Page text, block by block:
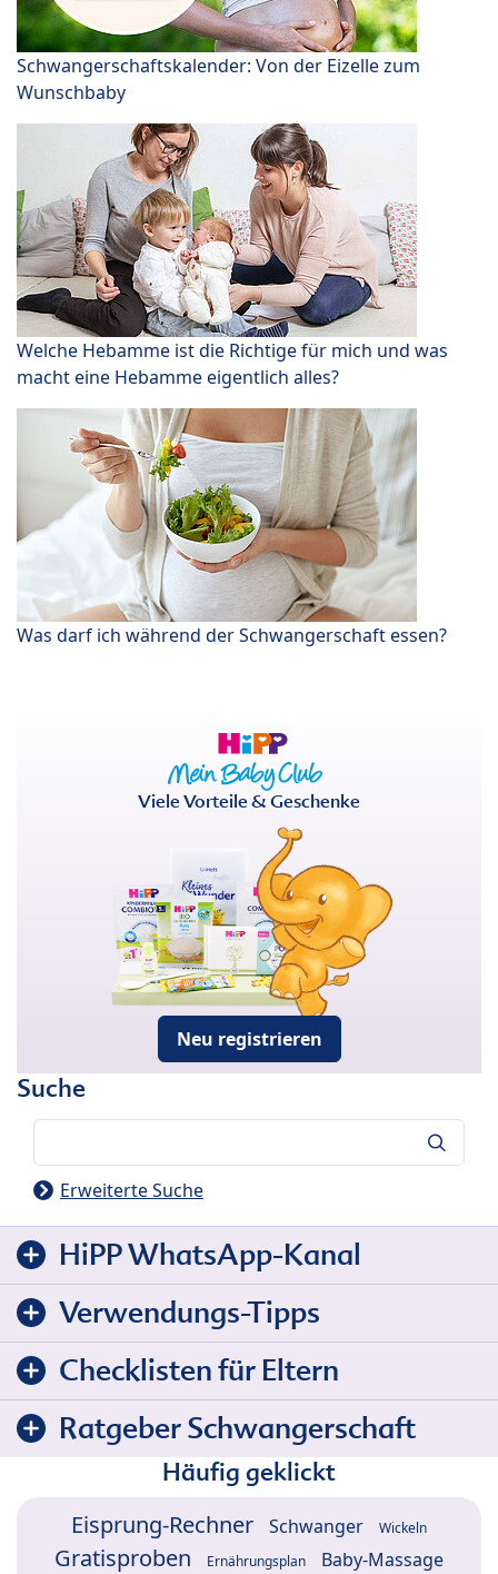
Schwangerschaftskalender: Von der Eizelle zum
Wunschbaby
Welche Hebamme ist die Richtige für mich und was
macht eine Hebamme eigentlich alles?
Was darf ich während der Schwangerschaft essen?
Viele Vorteile & Geschenke
Neu registrieren
Suche
Erweiterte Suche
HiPP WhatsApp-Kanal
Verwendungs-Tipps
Checklisten für Eltern
Ratgeber Schwangerschaft
Häufig geklickt
Eisprung-Rechner Schwanger Wickeln
Gratisproben Ernährungsplan Baby-Massage